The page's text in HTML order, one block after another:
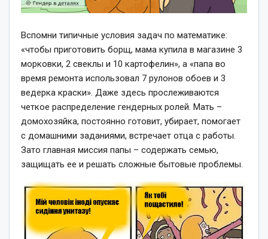
Вспомни типичные условия задач по математике:
«чтобы приготовить борщ, мама купила в магазине 3
морковки, 2 свеклы и 10 картофелин», а «папа во
время ремонта использовал 7 рулонов обоев и 3
ведерка краски». Даже здесь прослеживаются
четкое распределение гендерных ролей. Мать –
домохозяйка, постоянно готовит, убирает, помогает
с домашними заданиями, встречает отца с работы.
Зато главная миссия папы – содержать семью,
защищать ее и решать сложные бытовые проблемы.